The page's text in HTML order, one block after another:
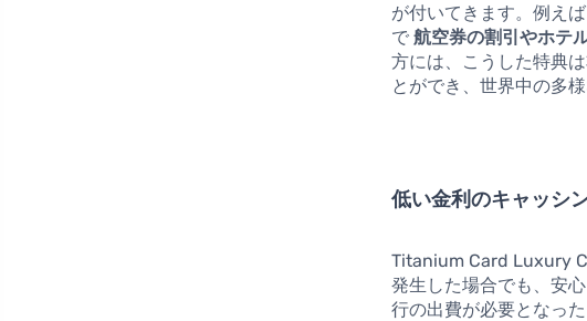
が付いてきます。例え
で航空券の割引やホテ
方には、こうした特典
とができ、世界中の多
低い金利のキャッシ
Titanium Card Luxury
発生した場合でも、安
行の出費が必要となっ